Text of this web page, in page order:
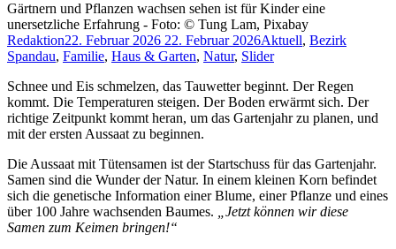
Gärtnern und Pflanzen wachsen sehen ist für Kinder eine
unersetzliche Erfahrung - Foto: © Tung Lam, Pixabay
Redaktion22. Februar 2026 22. Februar 2026Aktuell, Bezirk
Spandau, Familie, Haus & Garten, Natur, Slider
Schnee und Eis schmelzen, das Tauwetter beginnt. Der Regen
kommt. Die Temperaturen steigen. Der Boden erwärmt sich. Der
richtige Zeitpunkt kommt heran, um das Gartenjahr zu planen, und
mit der ersten Aussaat zu beginnen.
Die Aussaat mit Tütensamen ist der Startschuss für das Gartenjahr.
Samen sind die Wunder der Natur. In einem kleinen Korn befindet
sich die genetische Information einer Blume, einer Pflanze und eines
über 100 Jahre wachsenden Baumes.
„Jetzt können wir diese
Samen zum Keimen bringen!“